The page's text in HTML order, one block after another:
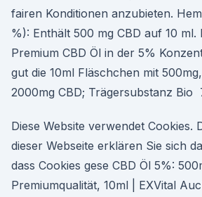
fairen Konditionen anzubieten.
%): Enthält 500 mg CBD auf 10 ml.
Premium CBD Öl in der 5%
gut die 10ml Fläschchen mit
2000mg CBD; Trägersubstanz Bio
Diese Website verwendet Cookies.
dieser Webseite erklären Sie sich
dass Cookies gese CBD Öl 5%:
Premiumqualität, 10ml | EXVital